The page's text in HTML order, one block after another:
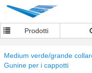
Prodotti
Medium verde/grande
Gunine per i cappotti